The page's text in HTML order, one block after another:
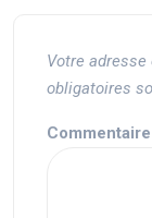
Votre
obligatoires
Commentaire